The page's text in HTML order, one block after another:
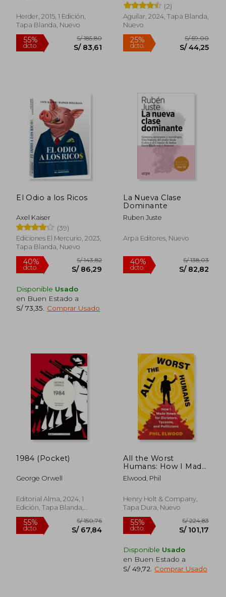
Herder, 2015, 1 Edición,
Tapa Blanda, Nuevo
55% S/ 185,80
(2)
Aguilar, 2024, Tapa Blanda,
Nuevo
25%
El Odio a los Ricos
Axel Kaiser
(39)
Ediciones El Mercurio, 2023,
Tapa Blanda, Nuevo
40%
dcto.
S/ 143,82
S/ 86,29
Disponible Usado
en Buen Estado a
S/ 73,35
Comprar Usado
La Nueva Clase
Dominante
Ruben Juste
Arpa Editores, Nuevo
40%
dcto.
1984 (Pocket)
George Orwell
Editorial Alma, 2024, 1
Edición, Tapa Blanda,
Nuevo
All the Worst
Humans: How I Made
News for Dictators,
Tycoons, and
Elwood, Phil
Henry Holt & Company,
Tapa Dura, Nuevo
Disponible Usado
en Buen Estado a
S/ 49,72
Comprar Usado